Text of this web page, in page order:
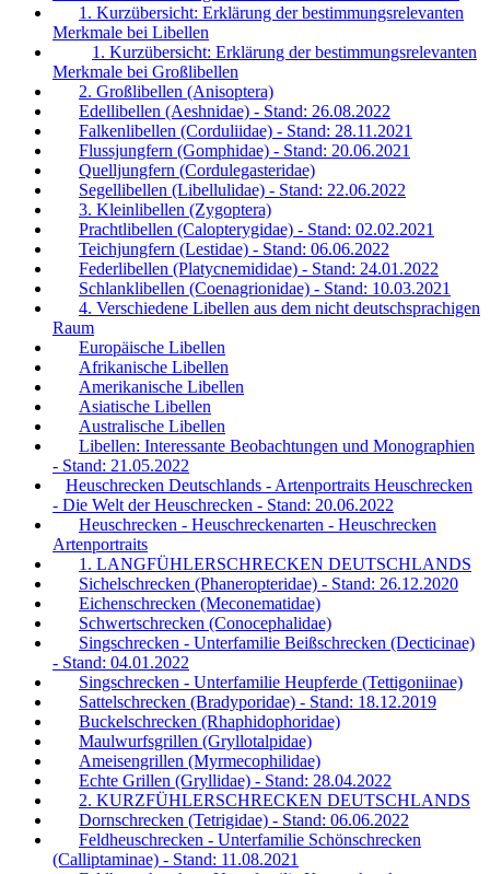
1. Kurzübersicht: Erklärung der bestimmungsrelevanten
Merkmale bei Libellen
1. Kurzübersicht: Erklärung der bestimmungsrelevanten
Merkmale bei Großlibellen
2. Großlibellen (Anisoptera)
Edellibellen (Aeshnidae) - Stand: 26.08.2022
Falkenlibellen (Corduliidae) - Stand: 28.11.2021
Flussjungfern (Gomphidae) - Stand: 20.06.2021
Quelljungfern (Cordulegasteridae)
Segellibellen (Libellulidae) - Stand: 22.06.2022
3. Kleinlibellen (Zygoptera)
Prachtlibellen (Calopterygidae) - Stand: 02.02.2021
Teichjungfern (Lestidae) - Stand: 06.06.2022
Federlibellen (Platycnemididae) - Stand: 24.01.2022
Schlanklibellen (Coenagrionidae) - Stand: 10.03.2021
4. Verschiedene Libellen aus dem nicht deutschsprachigen
Raum
Europäische Libellen
Afrikanische Libellen
Amerikanische Libellen
Asiatische Libellen
Australische Libellen
Libellen: Interessante Beobachtungen und Monographien
- Stand: 21.05.2022
Heuschrecken Deutschlands - Artenportraits Heuschrecken
- Die Welt der Heuschrecken - Stand: 20.06.2022
Heuschrecken - Heuschreckenarten - Heuschrecken
Artenportraits
1. LANGFÜHLERSCHRECKEN DEUTSCHLANDS
Sichelschrecken (Phaneropteridae) - Stand: 26.12.2020
Eichenschrecken (Meconematidae)
Schwertschrecken (Conocephalidae)
Singschrecken - Unterfamilie Beißschrecken (Decticinae)
- Stand: 04.01.2022
Singschrecken - Unterfamilie Heupferde (Tettigoniinae)
Sattelschrecken (Bradyporidae) - Stand: 18.12.2019
Buckelschrecken (Rhaphidophoridae)
Maulwurfsgrillen (Gryllotalpidae)
Ameisengrillen (Myrmecophilidae)
Echte Grillen (Gryllidae) - Stand: 28.04.2022
2. KURZFÜHLERSCHRECKEN DEUTSCHLANDS
Dornschrecken (Tetrigidae) - Stand: 06.06.2022
Feldheuschrecken - Unterfamilie Schönschrecken
(Calliptaminae) - Stand: 11.08.2021